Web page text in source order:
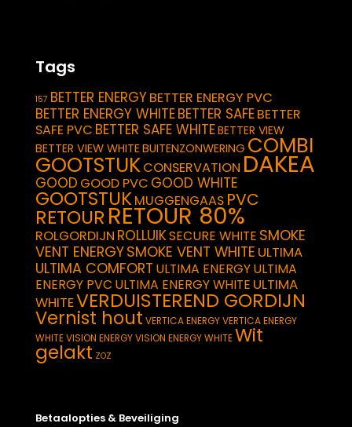
Tags
157 BETTER ENERGYBETTER ENERGY PVC
BETTER ENERGY WHITEBETTER SAFEBETTER
SAFE PVC BETTER SAFE WHITEBETTER VIEW
BETTER VIEW WHITEBUITENZONWERING COMBI
GOOTSTUKCONSERVATION DAKEA
GOOD GOOD PVC GOOD WHITE
GOOTSTUKMUGGENGAAS PVC
RETOUR RETOUR 80%
ROLGORDIJN ROLLUIKSECURE WHITE SMOKE
VENT ENERGYSMOKE VENT WHITE ULTIMA
ULTIMA COMFORT ULTIMA ENERGYULTIMA
ENERGY PVC ULTIMA ENERGY WHITE ULTIMA
WHITEVERDUISTEREND GORDIJN
Vernist hout VERTICA ENERGYVERTICA ENERGY
WHITEVISION ENERGYVISION ENERGY WHITEWit
gelakt ZOZ
Betaalopties & Beveiliging